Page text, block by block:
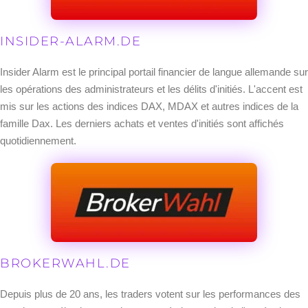
INSIDER-ALARM.DE
Insider Alarm est le principal portail financier de langue allemande sur
les opérations des administrateurs et les délits d'initiés. L'accent est
mis sur les actions des indices DAX, MDAX et autres indices de la
famille Dax. Les derniers achats et ventes d'initiés sont affichés
quotidiennement.
BROKERWAHL.DE
Depuis plus de 20 ans, les traders votent sur les performances des